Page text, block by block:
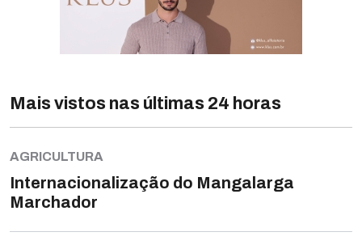
Mais vistos nas últimas 24 horas
AGRICULTURA
Internacionalização do Mangalarga
Marchador